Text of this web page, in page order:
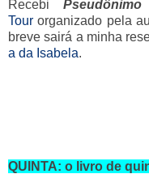
Recebi
Tour organizado pela
breve sairá a minha
a da Isabela.
QUINTA: o livro de